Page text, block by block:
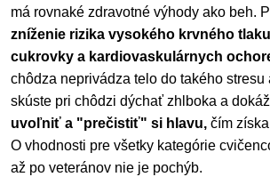
má rovnaké zdravotné výhody ako beh.
zníženie rizika vysokého krvného
cukrovky a kardiovaskulárnych
chôdza neprivádza telo do takého stresu
skúste pri chôdzi dýchať zhlboka a
uvoľniť a "prečistiť" si hlavu, čím
O vhodnosti pre všetky kategórie
až po veteránov nie je pochýb.